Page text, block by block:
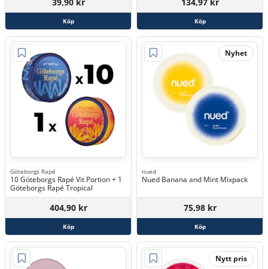
Köp Köp
Göteborgs Rapé
10 Göteborgs Rapé Vit Portion + 1
Göteborgs Rapé Tropical
404,90 kr
Köp
Nyhet
nued
Nued Banana and Mint Mixpack
75,98 kr
Köp
Nytt pris